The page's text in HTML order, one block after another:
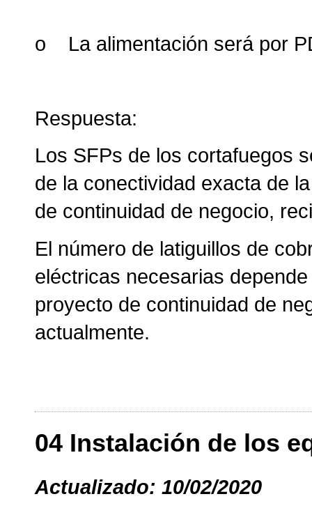
o La alimentación será por
Respuesta:
Los SFPs de los cortafuegos
de la conectividad exacta de
de continuidad de negocio,
El número de latiguillos de
eléctricas necesarias
proyecto de continuidad de
actualmente.
04 Instalación de los
Actualizado: 10/02/2020